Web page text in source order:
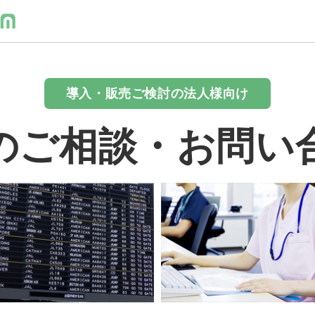
導入・販売ご検討の法人様向け
ご相談・お問い